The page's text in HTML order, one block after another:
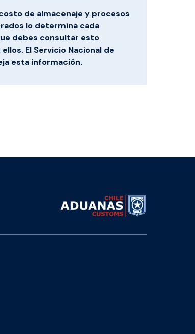
de almacenaje y procesos
lo determina cada
debes consultar esto
El Servicio Nacional de
esta información.